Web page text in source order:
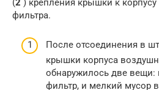
(2 ) крепления крышки к корпусу
фильтра.
После отсоединения в
крышки корпуса
обнаружилось две вещи:
фильтр, и мелкий мусор